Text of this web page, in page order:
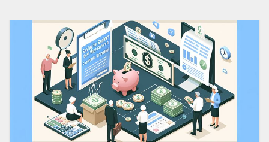
které vám mohou pomoci dosáhnout tohoto